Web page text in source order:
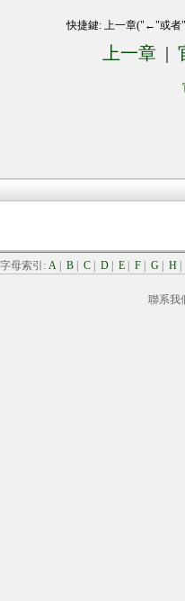
快捷鍵: 上一章("←"或
上一章 |
字母索引: A B C D E F G H
聯系我